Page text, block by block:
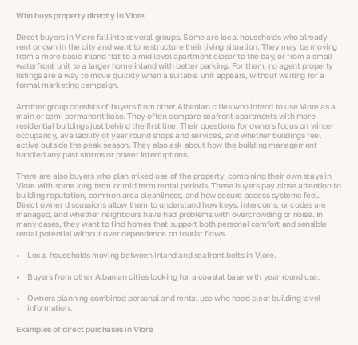
Who buys property directly in Vlore
Direct buyers in Vlore fall into several groups. Some are local households who already
rent or own in the city and want to restructure their living situation. They may be moving
from a more basic inland flat to a mid level apartment closer to the bay, or from a small
waterfront unit to a larger home inland with better parking. For them, no agent property
listings are a way to move quickly when a suitable unit appears, without waiting for a
formal marketing campaign.
Another group consists of buyers from other Albanian cities who intend to use Vlore as a
main or semi permanent base. They often compare seafront apartments with more
residential buildings just behind the first line. Their questions for owners focus on winter
occupancy, availability of year round shops and services, and whether buildings feel
active outside the peak season. They also ask about how the building management
handled any past storms or power interruptions.
There are also buyers who plan mixed use of the property, combining their own stays in
Vlore with some long term or mid term rental periods. These buyers pay close attention to
building reputation, common area cleanliness, and how secure access systems feel.
Direct owner discussions allow them to understand how keys, intercoms, or codes are
managed, and whether neighbours have had problems with overcrowding or noise. In
many cases, they want to find homes that support both personal comfort and sensible
rental potential without over dependence on tourist flows.
Local households moving between inland and seafront belts in Vlore.
Buyers from other Albanian cities looking for a coastal base with year round use.
Owners planning combined personal and rental use who need clear building level
information.
Examples of direct purchases in Vlore